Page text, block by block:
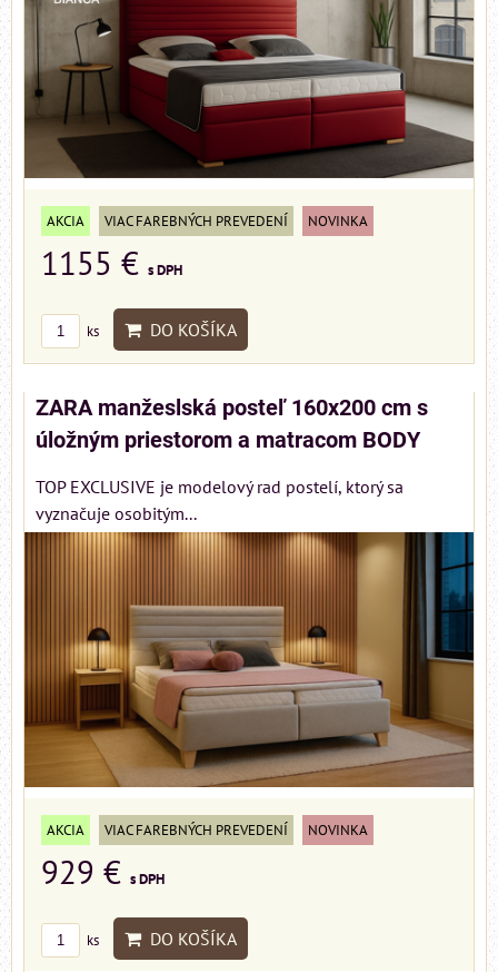
AKCIA VIAC FAREBNÝCH PREVEDENÍ NOVINKA
1155 € s DPH
ks DO KOŠÍKA
ZARA manžeslská posteľ 160x200 cm s
úložným priestorom a matracom BODY
TOP EXCLUSIVE je modelový rad postelí, ktorý sa
vyznačuje osobitým...
AKCIA VIAC FAREBNÝCH PREVEDENÍ NOVINKA
929 € s DPH
ks DO KOŠÍKA